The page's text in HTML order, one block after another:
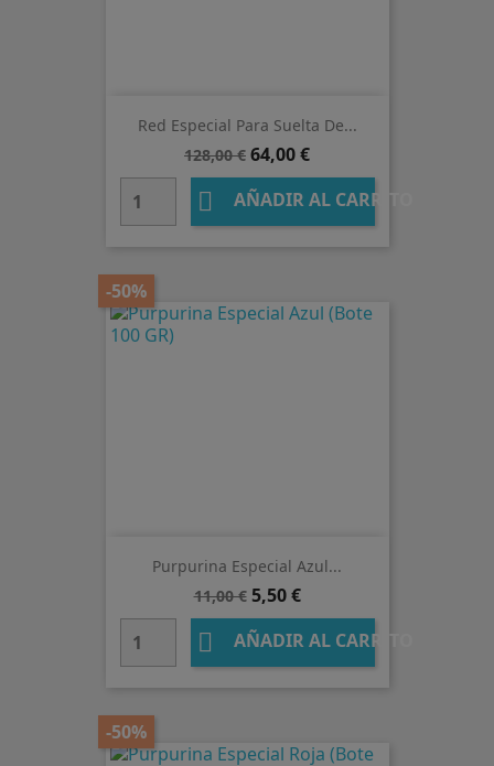
Red Especial Para Suelta De...
Precio
base
128,00 € Precio
64,00 €
 AÑADIR AL CARRITO
Purpurina Especial Azul...
Precio
base
11,00 €
-50%
Precio
5,50 €
 AÑADIR AL CARRITO
-50%